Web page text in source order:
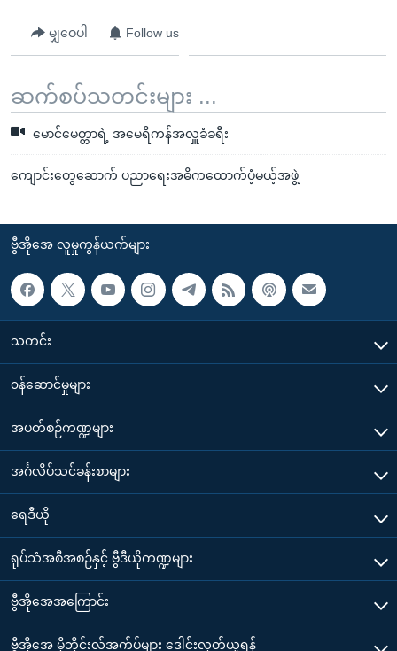
မျှဝေပါ Follow us
ဆက်စပ်သတင်းများ ...
မောင်မေတ္တာရဲ့ အမေရိကန်အလှူခံခရီး
ကျောင်းတွေဆောက် ပညာရေးအဓိကထောက်ပံ့မယ့်အဖွဲ့
ဗွီအိုအေ လူမှုကွန်ယက်များ
သတင်း
၀န်ဆောင်မှုများ
အပတ်စဉ်ကဏ္ဍများ
အင်္ဂလိပ်သင်ခန်းစာများ
ရေဒီယို
ရုပ်သံအစီအစဉ်နှင့် ဗွီဒီယိုကဏ္ဍများ
ဗွီအိုအေအကြောင်း
ဗွီအိုအေ မိုဘိုင်းလ်အက်ပ်များ ဒေါင်းလုတ်ယူရန်